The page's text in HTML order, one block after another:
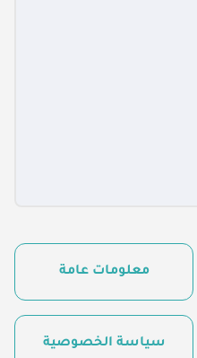
معلومات عامة
سياسة الخصوصية